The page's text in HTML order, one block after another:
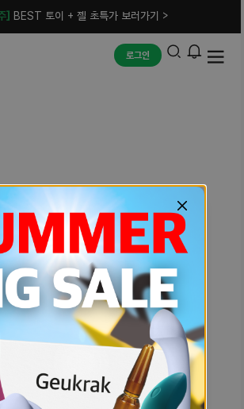
] BEST 토이 + 젤 초특가 보러가기 >
로그인
예상치 못한 에러입니다.